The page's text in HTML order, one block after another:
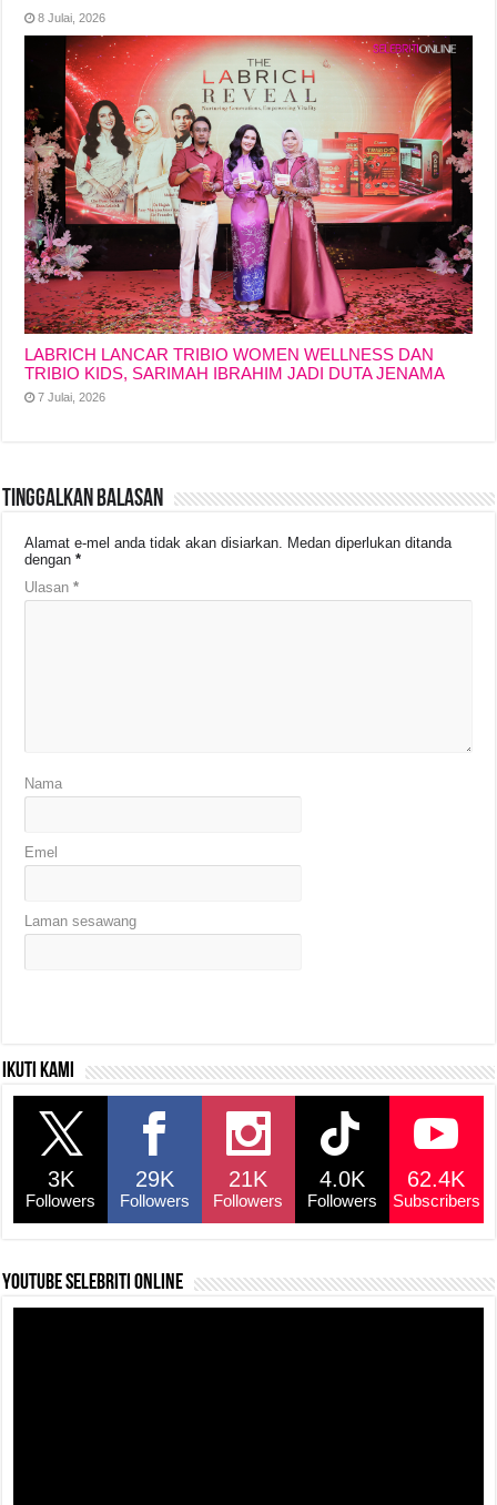
8 Julai, 2026
LABRICH LANCAR TRIBIO WOMEN WELLNESS DAN
TRIBIO KIDS, SARIMAH IBRAHIM JADI DUTA JENAMA
7 Julai, 2026
Tinggalkan Balasan
Alamat e-mel anda tidak akan disiarkan. Medan diperlukan ditanda
dengan*
Ulasan*
Nama
Emel
Laman sesawang
Ikuti kami
3K
Followers
29K
Followers
21K
Followers
4.0K
Followers
62.4K
Subscribers
YouTube selebriti online